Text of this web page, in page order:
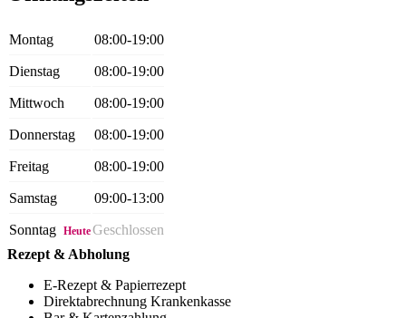
Montag 08:00-19:00
Dienstag 08:00-19:00
Mittwoch 08:00-19:00
Donnerstag 08:00-19:00
Freitag 08:00-19:00
Samstag 09:00-13:00
Sonntag HeuteGeschlossen
Rezept & Abholung
E-Rezept & Papierrezept
Direktabrechnung Krankenkasse